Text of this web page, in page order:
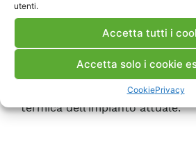
utenti.
Accetta tutti i
Accetta solo i cookie
CookiePrivacy
cui il nuovo forno è
rappresentativo della
riprodurre il moto dei
informazioni utili sulle
termica dell’impianto attuale.